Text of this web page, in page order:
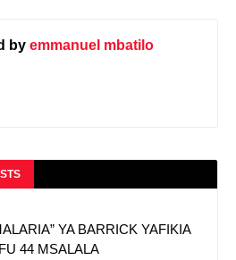
by emmanuel mbatilo
YA BARRICK YAFIKIA
44 MSALALA